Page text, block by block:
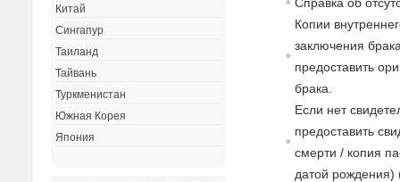
Копии
заключения
предоставить
брака.
Если нет
предоставить
смерти / копия
датой рождения)
Китай
Сингапур
Таиланд
Тайвань
Туркменистан
Южная Корея
Япония